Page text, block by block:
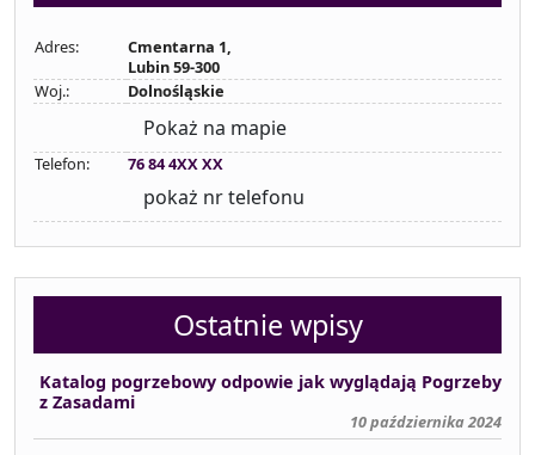
Adres:
Cmentarna 1,
Lubin 59-300
Woj.:
Dolnośląskie
Pokaż na mapie
Telefon: 76 84 4XX XX
pokaż nr telefonu
Ostatnie wpisy
Katalog pogrzebowy odpowie jak wyglądają Pogrzeby
z Zasadami
10 października 2024